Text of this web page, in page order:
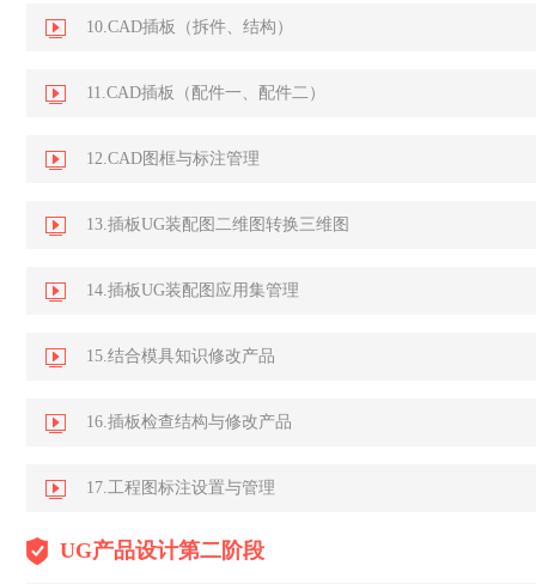
10.CAD插板（拆件、结构）
11.CAD插板（配件一、配件二）
12.CAD图框与标注管理
13.插板UG装配图二维图转换三维图
14.插板UG装配图应用集管理
15.结合模具知识修改产品
16.插板检查结构与修改产品
17.工程图标注设置与管理
UG产品设计第二阶段